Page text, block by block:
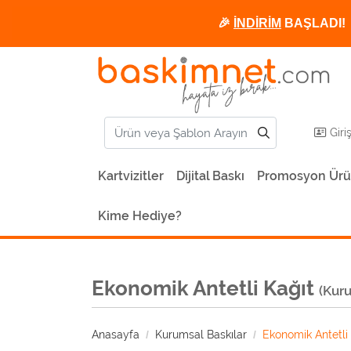
🎉 İNDİRİM BAŞLADI!
Kartvizitler Dijital Baskı Promosyon
Kime Hediye?
Ekonomik Antetli Kağıt
Anasayfa Kurumsal Baskılar Ekonomik Antetli